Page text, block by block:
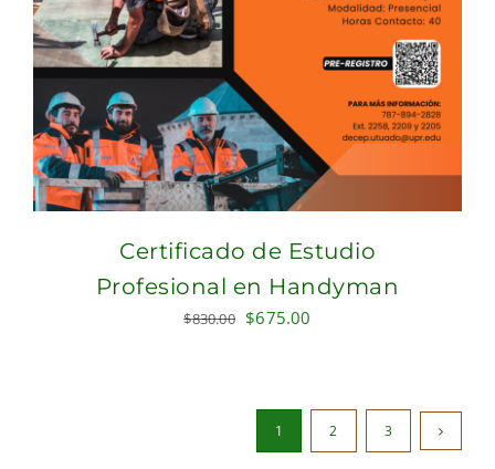
Certificado de Estudio
Profesional en Handyman
$830.00 Original
$675.00
1 2 3